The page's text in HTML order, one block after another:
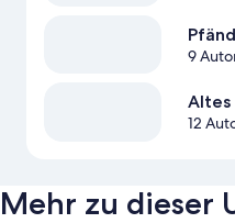
9
Altes
12
Mehr zu dieser